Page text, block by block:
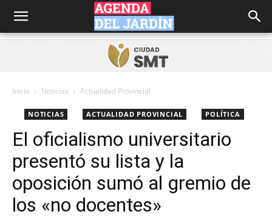
Agenda
Jardín
Inicio Noticias Actualidad Provincial
NOTICIAS ACTUALIDAD PROVINCIAL POLÍTICA
El oficialismo universitario
presentó su lista y la
oposición sumó al gremio de
los «no docentes»